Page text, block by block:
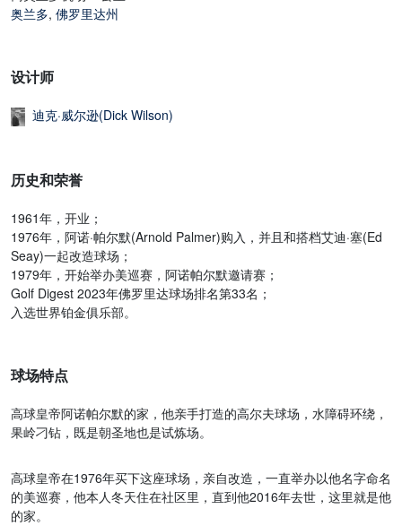
奥兰多, 佛罗里达州
设计师
迪克·威尔逊(Dick Wilson)
历史和荣誉
1961年，开业；
1976年，阿诺·帕尔默(Arnold Palmer)购入，并且和搭档艾迪·塞(Ed
Seay)一起改造球场；
1979年，开始举办美巡赛，阿诺帕尔默邀请赛；
Golf Digest 2023年佛罗里达球场排名第33名；
入选世界铂金俱乐部。
球场特点
高球皇帝阿诺帕尔默的家，他亲手打造的高尔夫球场，水障碍环绕，
果岭刁钻，既是朝圣地也是试炼场。
高球皇帝在1976年买下这座球场，亲自改造，一直举办以他名字命名
的美巡赛，他本人冬天住在社区里，直到他2016年去世，这里就是他
的家。